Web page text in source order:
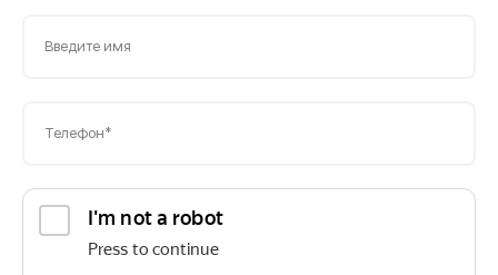
Введите имя
Телефон*